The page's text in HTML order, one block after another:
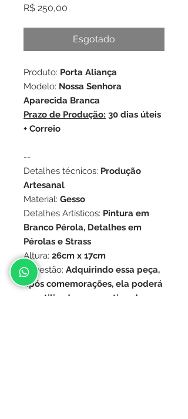
R$ 250,00
Esgotado
Produto: Porta Aliança
Modelo: Nossa Senhora
Aparecida Branca
Prazo de Produção: 30 dias úteis
+ Correio
--
Detalhes técnicos: Produção
Artesanal
Material: Gesso
Detalhes Artísticos: Pintura em
Branco Pérola, Detalhes em
Pérolas e Strass
Altura: 26cm x 17cm
Sugestão: Adquirindo essa peça,
após comemorações, ela poderá
ser utilizada como artigo de